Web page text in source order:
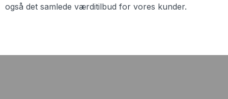
også det samlede værditilbud for vores kunder.